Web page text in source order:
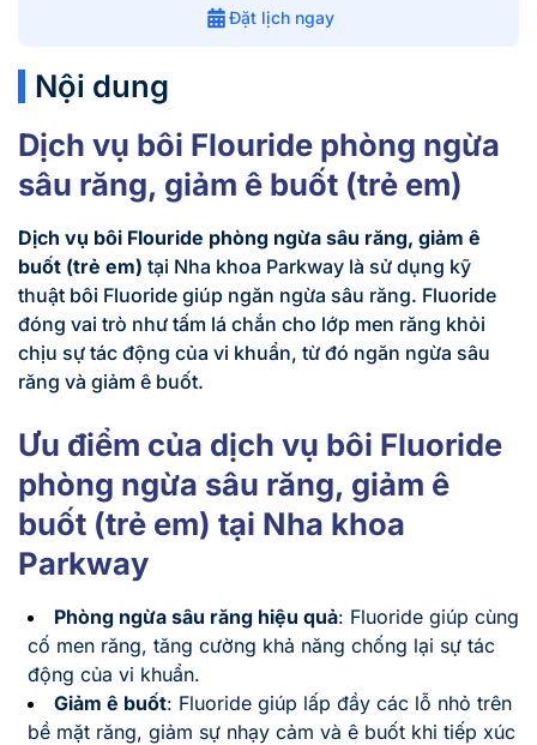
Đặt lịch ngay
Nội dung
Dịch vụ bôi Flouride phòng ngừa
sâu răng, giảm ê buốt (trẻ em)
Dịch vụ bôi Flouride phòng ngừa sâu răng, giảm ê
buốt (trẻ em) tại Nha khoa Parkway là sử dụng kỹ
thuật bôi Fluoride giúp ngăn ngừa sâu răng. Fluoride
đóng vai trò như tấm lá chắn cho lớp men răng khỏi
chịu sự tác động của vi khuẩn, từ đó ngăn ngừa sâu
răng và giảm ê buốt.
Ưu điểm của dịch vụ bôi Fluoride
phòng ngừa sâu răng, giảm ê
buốt (trẻ em) tại Nha khoa
Parkway
Phòng ngừa sâu răng hiệu quả: Fluoride giúp cùng
cố men răng, tăng cường khả năng chống lại sự tác
động của vi khuẩn.
Giảm ê buốt: Fluoride giúp lấp đầy các lỗ nhỏ trên
bề mặt răng, giảm sự nhạy cảm và ê buốt khi tiếp xúc